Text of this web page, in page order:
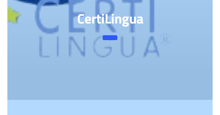
CertiLingua